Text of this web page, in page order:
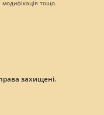
модифікація тощо.
захищені.